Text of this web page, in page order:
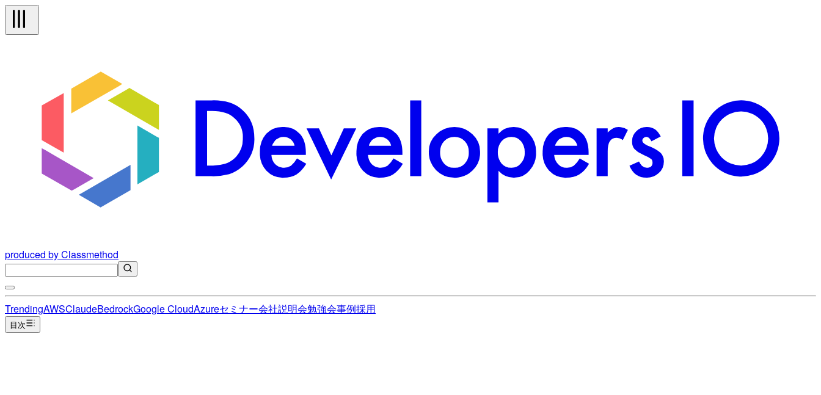
produced by Classmethod
TrendingAWSClaudeBedrockGoogle CloudAzureセミナー会社説明会勉強会事例採用
目次